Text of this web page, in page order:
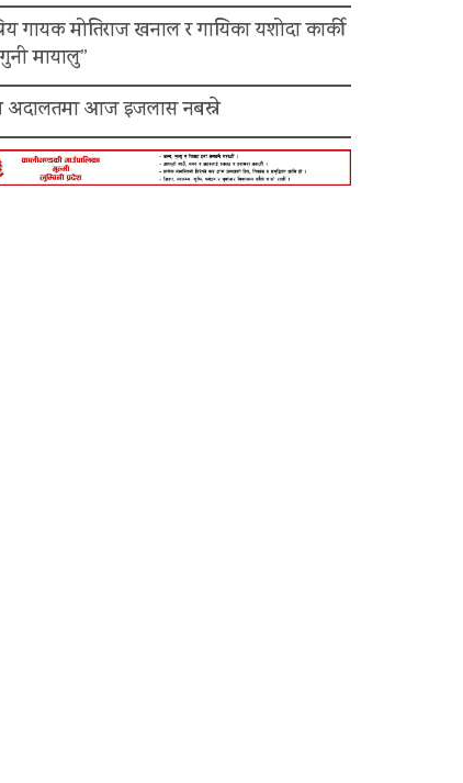
गायक मोतिराज खनाल र गायिका यशोदा कार्की
मायालु”
अदालतमा आज इजलास नबस्ने